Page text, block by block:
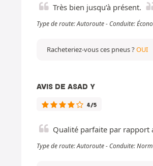
Très bien jusqu’à présent.
Type de route: Autoroute - Conduite:
Racheteriez-vous ces pneus ?OUI
AVIS DE ASAD Y
4/5
Qualité parfaite par rapport
Type de route: Autoroute - Conduite: